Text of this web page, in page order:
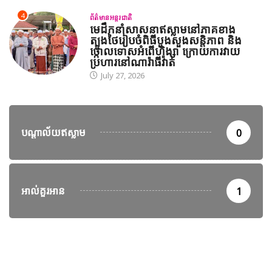
4 ព័ត៌មានអន្តរជាតិ
មេដឹកនាំសាសនាឥស្លាមនៅភាគខាង
ត្បូងថៃរៀបចំពិធីបួងសួងសន្តិភាព និង
ថ្កោលទោសអំពើហិង្សា ក្រោយការវាយ
ប្រហារនៅណារ៉ាធីវ៉ាត់
July 27, 2026
បណ្តាល័យឥស្លាម 0
អាល់គួរអាន 1